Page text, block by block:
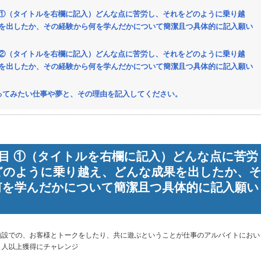
（タイトルを右欄に記入）どんな点に苦労し、それをどのように乗り越
出したか、その経験から何を学んだかについて簡潔且つ具体的に記入願い
（タイトルを右欄に記入）どんな点に苦労し、それをどのように乗り越
出したか、その経験から何を学んだかについて簡潔且つ具体的に記入願い
みたい仕事や夢と、その理由を記入してください。
①（タイトルを右欄に記入）どんな点に苦労
ように乗り越え、どんな成果を出したか、そ
学んだかについて簡潔且つ具体的に記入願い
での、お客様とトークをしたり、共に遊ぶということが仕事のアルバイトにおい
以上獲得にチャレンジ